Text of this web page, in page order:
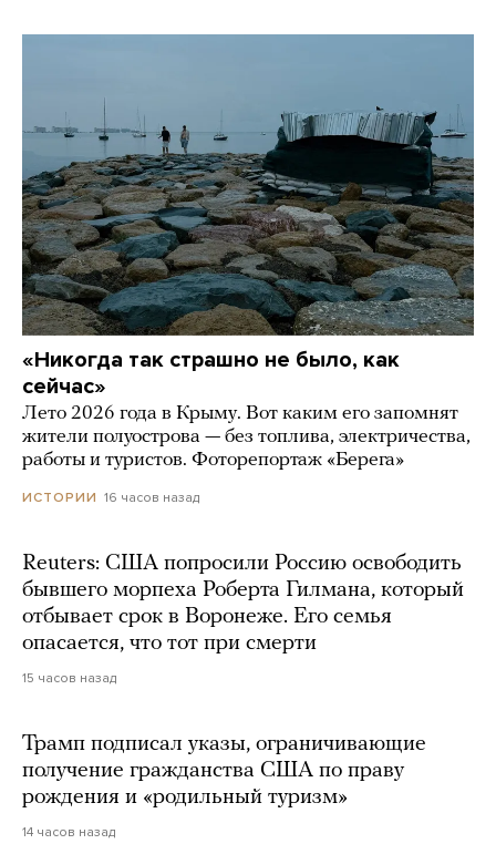
«Никогда так страшно не было, как
сейчас»
Лето 2026 года в Крыму. Вот каким его запомнят
жители полуострова — без топлива, электричества,
работы и туристов. Фоторепортаж «Берега»
ИСТОРИИ 16 часов назад
Reuters: США попросили Россию освободить
бывшего морпеха Роберта Гилмана, который
отбывает срок в Воронеже. Его семья
опасается, что тот при смерти
15 часов назад
Трамп подписал указы, ограничивающие
получение гражданства США по праву
рождения и «родильный туризм»
14 часов назад